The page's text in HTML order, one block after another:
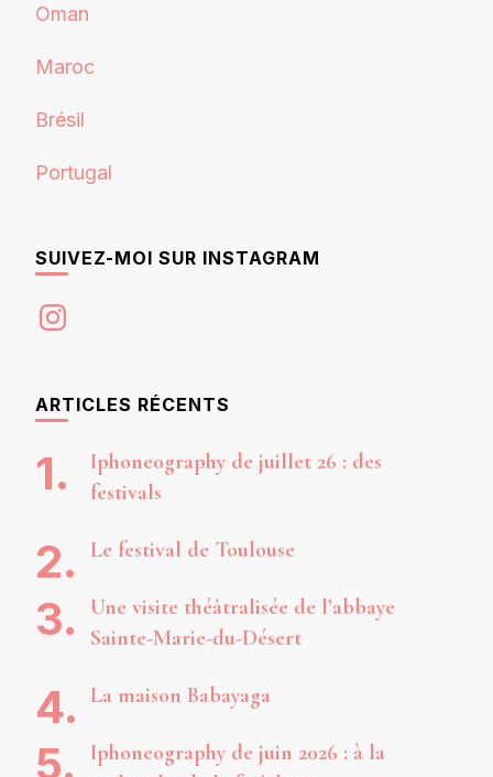
Oman
Maroc
Brésil
Portugal
SUIVEZ-MOI SUR INSTAGRAM
Instagram
ARTICLES RÉCENTS
Iphoneography de juillet 26 : des
festivals
Le festival de Toulouse
Une visite théâtralisée de l’abbaye
Sainte-Marie-du-Désert
La maison Babayaga
Iphoneography de juin 2026 : à la